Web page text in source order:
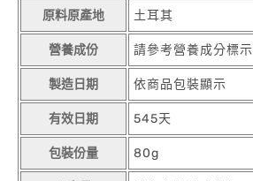
原料原產地 土耳其
營養成份 請參考營養成分標示
製造日期 依商品包裝顯示
有效日期 545天
包裝份量 80g